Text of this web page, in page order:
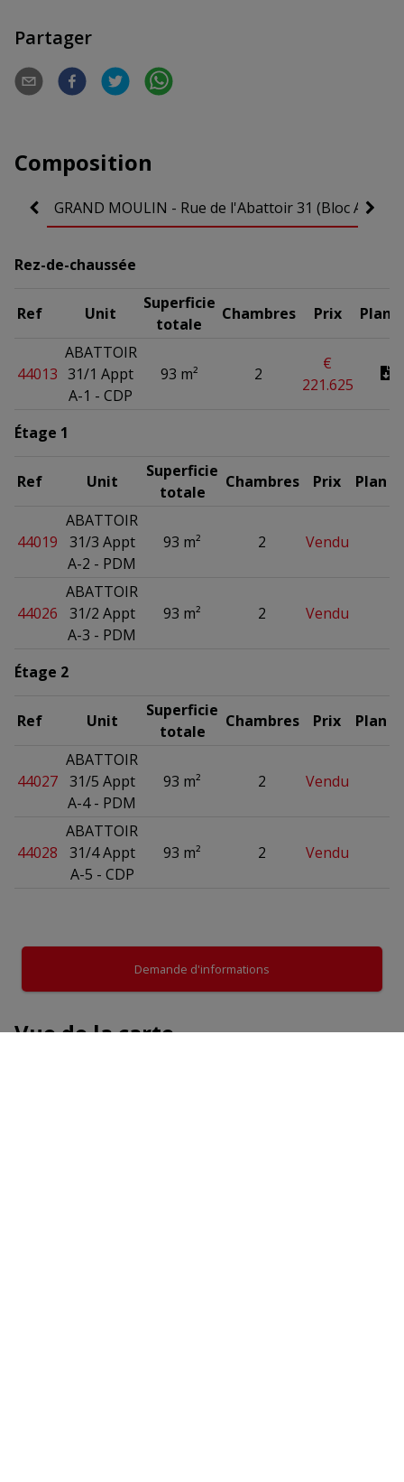
Partager
Composition
GRAND MOULIN - Rue de l'Abattoir 31 (Bloc A)
Rez-de-chaussée
Ref Unit
Superficie
totale
Chambres Prix Plan
44013
ABATTOIR
31/1 Appt
A-1 - CDP
93 m² 2
€
221.625
Étage 1
Ref Unit
Superficie
totale
Chambres Prix Plan
44019
ABATTOIR
31/3 Appt
A-2 - PDM
93 m² 2 Vendu
44026
ABATTOIR
31/2 Appt
A-3 - PDM
93 m² 2 Vendu
Étage 2
Ref Unit
Superficie
totale
Chambres Prix Plan
44027
ABATTOIR
31/5 Appt
A-4 - PDM
93 m² 2 Vendu
44028
ABATTOIR
31/4 Appt
A-5 - CDP
93 m² 2 Vendu
Demande d'informations
Vue de la carte